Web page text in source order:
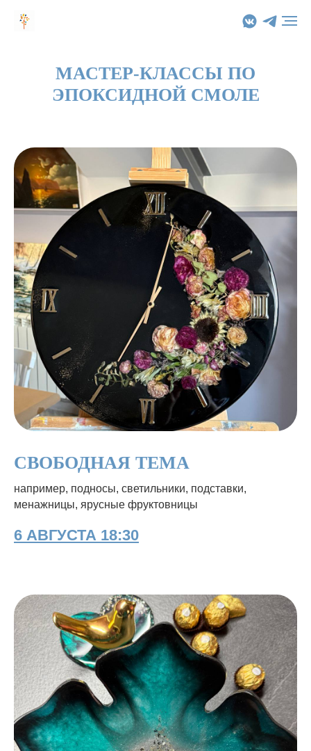
МАСТЕР-КЛАССЫ ПО
ЭПОКСИДНОЙ СМОЛЕ
СВОБОДНАЯ ТЕМА
например, подносы, светильники, подставки,
менажницы, ярусные фруктовницы
6 АВГУСТА 18:30